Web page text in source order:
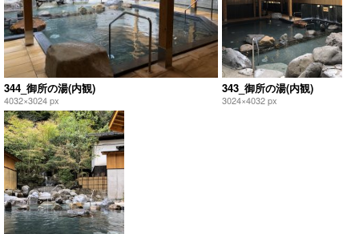
344_御所の湯(内観)
4032×3024 px
343_御所の湯(内観)
3024×4032 px